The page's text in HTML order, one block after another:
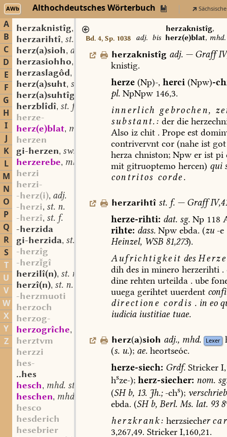
AWb Althochdeutsches Wörterbuch
A
B
C
D
E
F
G
H
I
J
K
L
M
N
O
P
Q
R
S
T
U
V
W
X
Y
Z
herzaknistîg,
adj.
herzarihtî, st. f.
herz(a)sioh, adj.
herzasiohho,
sw. m.
herzaslagôd,
herz(a)suht, st. f.
herz(a)suhtîg
herzblîdî, st. f.
herze-
herz(e)blat, mhd. st. n.
herzen
gi-herzen, sw. v.
herzerebe, mhd. st. sw. f.
herzi
herzi-
-herz(i), adj.
-herzi, st. n.
-herzî, st. f.
-herzida
gi-herzida, st. f.
-herzîg
-herzgî
herzilî(n), st. n.
herzî(n), st. n.
-herzmuoti
herzoch
herzog-
herzogrîche,
herztvm
herzzi
hes-
..hes
hesch, mhd. st. m.
heschen, mhd. sw. v.
hesco
hesderich
hesebrier
Bd. 4, Sp. 1038
herzaknistîg,
adj. bis herz(e)blat,
herzaknistîg adj. —Graff
knistig.
herze(Np)-, herci(Npw)-
pl.NpNpw 146,3.
innerlich gebrochen,
substant.: der die
Also izchit. Propeest
contrivervntcor(naheistgot
herzachniston;Npweristpi
mit gitruoptemo hercen) qui
contritos corde.
herzarihtî st. f. —Graff
herze-rihti: dat.sg.Np118
rihte: dass. Npwebda. (zu-e
Heinzel,WSB81,273).
Aufrichtigkeit des
dihdesin minero herzerihti.
dinerehten urteilda. ube
uuegagerihtetuuerdent
directione cordis . in eo
iudiciaiustitiaetuae.
herz(a)sioh adj., mhd. Lexer
(s.u.); ae. heortseóc.
herze-siech: Grdf.Stricker
hsze-); herz-siecher: nom.
(SHb,13.Jh.;-chs);
ebda. (SHb,Berl.Ms.lat.93 8
herzkrank: herzsiecher
3,267,49. StrickerI,160,21.